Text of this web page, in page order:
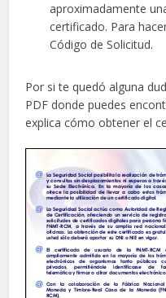
aproximadamente
certificado. Para
Código de Solicitud.
Por si te quedó alguna
PDF donde puedes
explica cómo obtener el